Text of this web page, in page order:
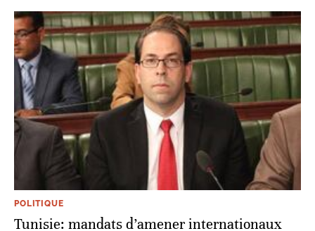
POLITIQUE
Tunisie: mandats d’amener internationaux